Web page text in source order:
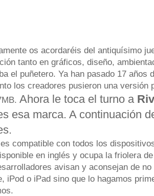
os acordaréis del antiquísimo
tanto en gráficos, diseño,
el puñetero. Ya han pasado 17 años
los creadores pusieron una versión
Ahora le toca el turno a
esa marca. A continuación
compatible con todos los
en inglés y ocupa la friolera
avisan y aconsejan de
iPod o iPad sino que lo hagamos